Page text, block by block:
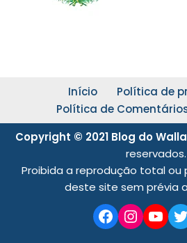
Início
Política de
Política de
Copyright © 2021 Blog do
reservados.
Proibida a reprodução total ou
deste site sem prévia